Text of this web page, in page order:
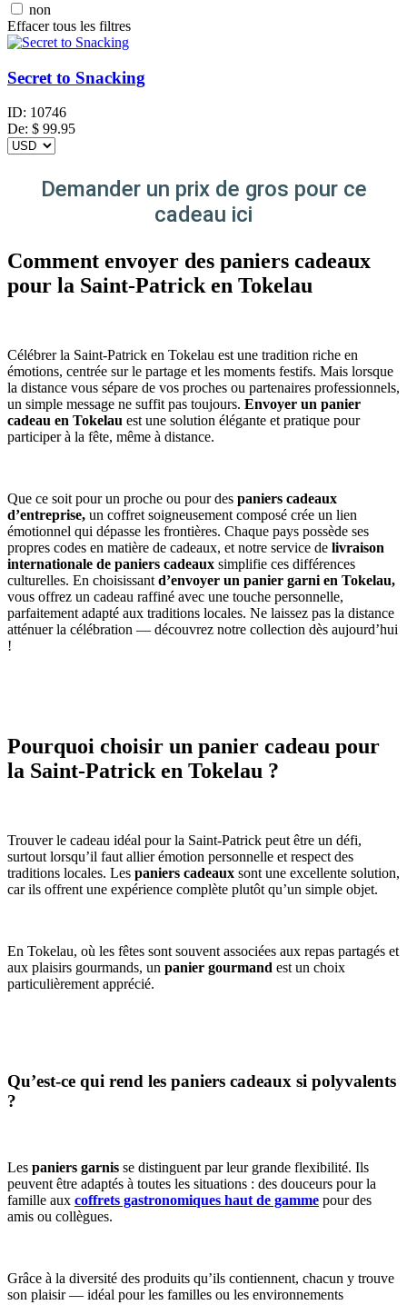
non
Effacer tous les filtres
Secret to Snacking
ID: 10746
De: $ 99.95
Demander un prix de gros pour ce
cadeau ici
Comment envoyer des paniers cadeaux
pour la Saint-Patrick en Tokelau
Célébrer la Saint-Patrick en Tokelau est une tradition riche en
émotions, centrée sur le partage et les moments festifs. Mais lorsque
la distance vous sépare de vos proches ou partenaires professionnels,
un simple message ne suffit pas toujours. Envoyer un panier
cadeau en Tokelau est une solution élégante et pratique pour
participer à la fête, même à distance.
Que ce soit pour un proche ou pour des paniers cadeaux
d’entreprise, un coffret soigneusement composé crée un lien
émotionnel qui dépasse les frontières. Chaque pays possède ses
propres codes en matière de cadeaux, et notre service de livraison
internationale de paniers cadeaux simplifie ces différences
culturelles. En choisissant d’envoyer un panier garni en Tokelau,
vous offrez un cadeau raffiné avec une touche personnelle,
parfaitement adapté aux traditions locales. Ne laissez pas la distance
atténuer la célébration — découvrez notre collection dès aujourd’hui
!
Pourquoi choisir un panier cadeau pour
la Saint-Patrick en Tokelau ?
Trouver le cadeau idéal pour la Saint-Patrick peut être un défi,
surtout lorsqu’il faut allier émotion personnelle et respect des
traditions locales. Les paniers cadeaux sont une excellente solution,
car ils offrent une expérience complète plutôt qu’un simple objet.
En Tokelau, où les fêtes sont souvent associées aux repas partagés et
aux plaisirs gourmands, un panier gourmand est un choix
particulièrement apprécié.
Qu’est-ce qui rend les paniers cadeaux si polyvalents
?
Les paniers garnis se distinguent par leur grande flexibilité. Ils
peuvent être adaptés à toutes les situations : des douceurs pour la
famille aux coffrets gastronomiques haut de gamme pour des
amis ou collègues.
Grâce à la diversité des produits qu’ils contiennent, chacun y trouve
son plaisir — idéal pour les familles ou les environnements